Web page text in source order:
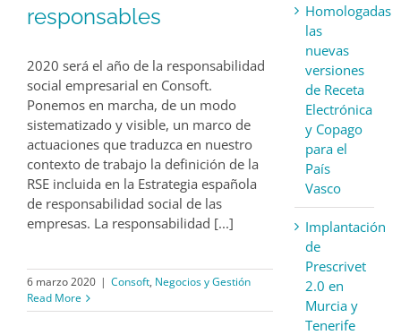
responsables
2020 será el año de la responsabilidad
social empresarial en Consoft.
Ponemos en marcha, de un modo
sistematizado y visible, un marco de
actuaciones que traduzca en nuestro
contexto de trabajo la definición de la
RSE incluida en la Estrategia española
de responsabilidad social de las
empresas. La responsabilidad [...]
6 marzo 2020 | Consoft, Negocios y Gestión
Read More
Homologadas
las
nuevas
versiones
de Receta
Electrónica
y Copago
para el
País
Vasco
Implantación
de
Prescrivet
2.0 en
Murcia y
Tenerife